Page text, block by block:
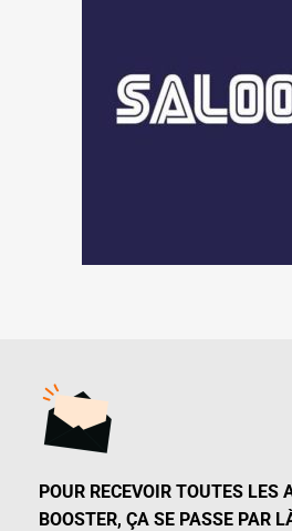
POUR RECEVOIR TOUTES LES
BOOSTER, ÇA SE PASSE PAR